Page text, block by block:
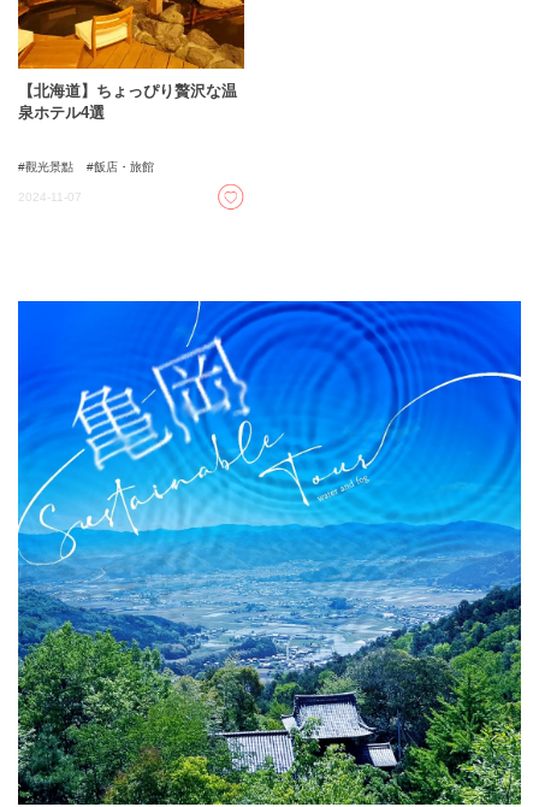
【北海道】ちょっぴり贅沢な温
泉ホテル4選
觀光景點 飯店・旅館
2024-11-07